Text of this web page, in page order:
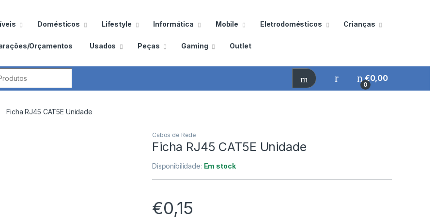
Domésticos Lifestyle Informática Mobile Eletrodomésticos Crianças
Orçamentos Usados Peças Gaming Outlet
0
€0,00
Ficha RJ45 CAT5E Unidade
Cabos de Rede
Ficha RJ45 CAT5E Unidade
Disponibilidade: Em stock
€0,15